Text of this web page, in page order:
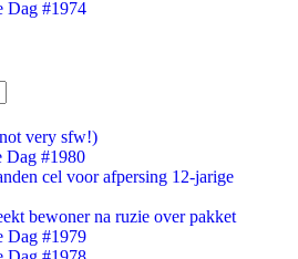
Dag #1974
very sfw!)
Dag #1980
cel voor afpersing 12-jarige
bewoner na ruzie over pakket
Dag #1979